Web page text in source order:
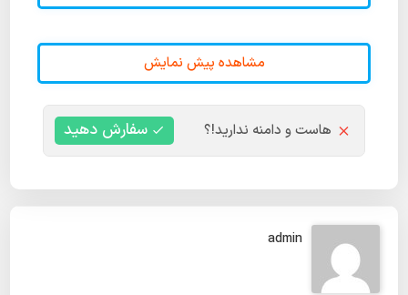
مشاهده پیش نمایش
هاست و دامنه ندارید!؟ سفارش دهید
admin